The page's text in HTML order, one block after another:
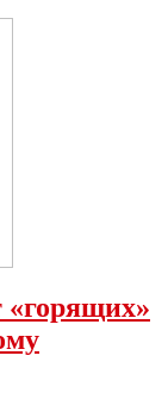
«горящих»